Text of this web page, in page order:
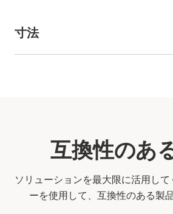
寸法
互換性のあ
ソリューションを最大限に活用し
ーを使用して、互換性のある製